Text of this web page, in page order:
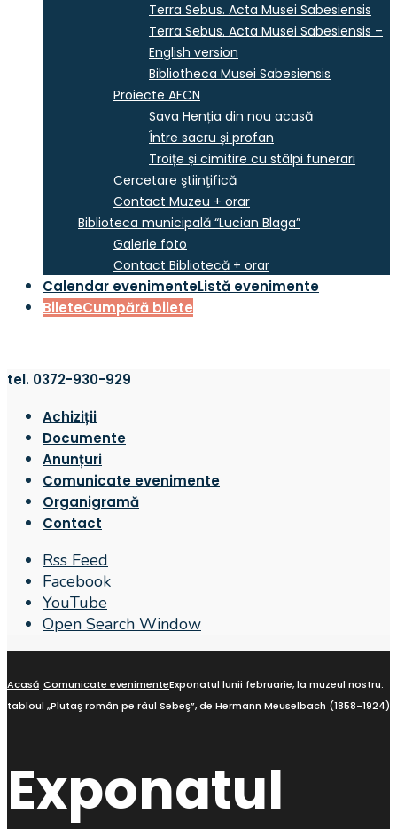
Terra Sebus. Acta Musei Sabesiensis
Terra Sebus. Acta Musei Sabesiensis –
English version
Bibliotheca Musei Sabesiensis
Proiecte AFCN
Sava Henția din nou acasă
Între sacru și profan
Troițe și cimitire cu stâlpi funerari
Cercetare ştiinţifică
Contact Muzeu + orar
Biblioteca municipală “Lucian Blaga”
Galerie foto
Contact Bibliotecă + orar
Calendar evenimenteListă evenimente
BileteCumpără bilete
tel. 0372-930-929
Achiziții
Documente
Anunțuri
Comunicate evenimente
Organigramă
Contact
Rss Feed
Facebook
YouTube
Open Search Window
Acasă Comunicate evenimenteExponatul lunii februarie, la muzeul nostru:
tabloul „Plutaş român pe râul Sebeş”, de Hermann Meuselbach (1858-1924)
Exponatul